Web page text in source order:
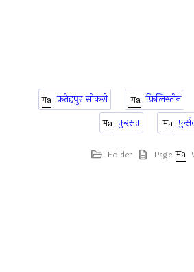
फ़तेहपुर सीक़री फ़िलिस्तीन
फ़ुरसत
Folder Page